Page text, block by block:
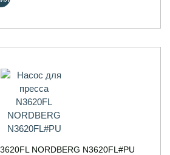
NORDBERG N3620FL#PU